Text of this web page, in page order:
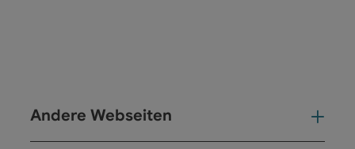
Andere Webseiten